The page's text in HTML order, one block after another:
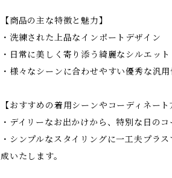
【商品の主な特徴と魅力】
・洗練された上品なインポートデザイン
・日常に美しく寄り添う綺麗なシルエット
・様々なシーンに合わせやすい優秀な汎用
【おすすめの着用シーンやコーディネート
・デイリーなお出かけから、特別な日の
・シンプルなスタイリングに一工夫プラ
成いたします。